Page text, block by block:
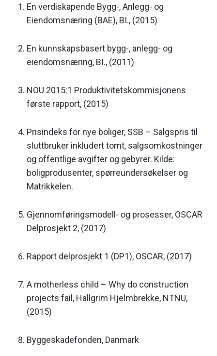
En verdiskapende Bygg-, Anlegg- og
Eiendomsnæring (BAE), BI., (2015)
En kunnskapsbasert bygg-, anlegg- og
eiendomsnæring, BI., (2011)
NOU 2015:1 Produktivitetskommisjonens
første rapport, (2015)
Prisindeks for nye boliger, SSB – Salgspris til
sluttbruker inkludert tomt, salgsomkostninger
og offentlige avgifter og gebyrer. Kilde:
boligprodusenter, spørreundersøkelser og
Matrikkelen.
Gjennomføringsmodell- og prosesser, OSCAR
Delprosjekt 2, (2017)
Rapport delprosjekt 1 (DP1), OSCAR, (2017)
A motherless child – Why do construction
projects fail, Hallgrim Hjelmbrekke, NTNU,
(2015)
Byggeskadefonden, Danmark